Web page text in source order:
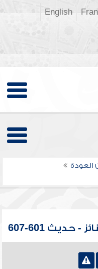
English
العودة
حديث 601-607